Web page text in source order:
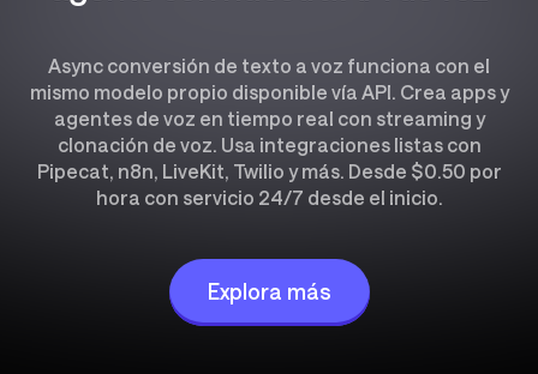
Async conversión de texto a voz funciona con el
mismo modelo propio disponible vía API. Crea apps y
agentes de voz en tiempo real con streaming y
clonación de voz. Usa integraciones listas con
Pipecat, n8n, LiveKit, Twilio y más. Desde $0.50 por
hora con servicio 24/7 desde el inicio.
Explora más